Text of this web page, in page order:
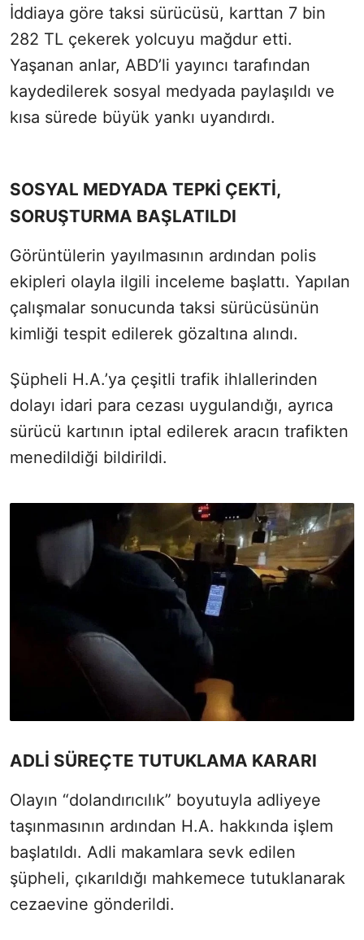
İddiaya göre taksi sürücüsü, karttan 7 bin
282 TL çekerek yolcuyu mağdur etti.
Yaşanan anlar, ABD’li yayıncı tarafından
kaydedilerek sosyal medyada paylaşıldı ve
kısa sürede büyük yankı uyandırdı.
SOSYAL MEDYADA TEPKİ ÇEKTİ,
SORUŞTURMA BAŞLATILDI
Görüntülerin yayılmasının ardından polis
ekipleri olayla ilgili inceleme başlattı. Yapılan
çalışmalar sonucunda taksi sürücüsünün
kimliği tespit edilerek gözaltına alındı.
Şüpheli H.A.’ya çeşitli trafik ihlallerinden
dolayı idari para cezası uygulandığı, ayrıca
sürücü kartının iptal edilerek aracın trafikten
menedildiği bildirildi.
ADLİ SÜREÇTE TUTUKLAMA KARARI
Olayın “dolandırıcılık” boyutuyla adliyeye
taşınmasının ardından H.A. hakkında işlem
başlatıldı. Adli makamlara sevk edilen
şüpheli, çıkarıldığı mahkemece tutuklanarak
cezaevine gönderildi.